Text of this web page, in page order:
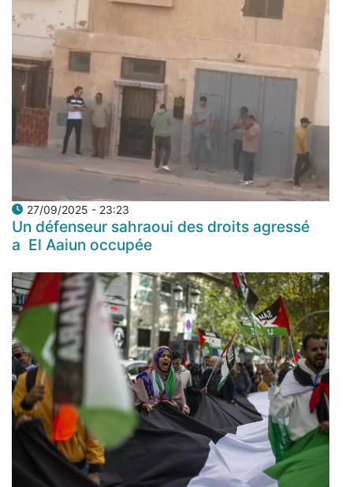
27/09/2025 - 23:23
Un défenseur sahraoui des droits agressé
a El Aaiun occupée